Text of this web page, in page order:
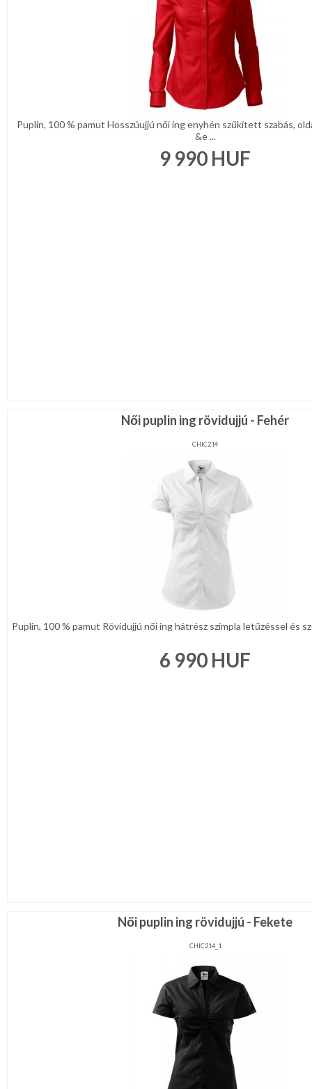
Puplin, 100 % pamut Hosszúujjú női ing enyhén szűkített szabás,
&e ...
9 990 HUF
Női puplin ing rövidujjú - Fehér
CHIC214
Puplin, 100 % pamut Rövidujjú női ing hátrész szimpla letűzéssel és
6 990 HUF
Női puplin ing rövidujjú - Fekete
CHIC214_1